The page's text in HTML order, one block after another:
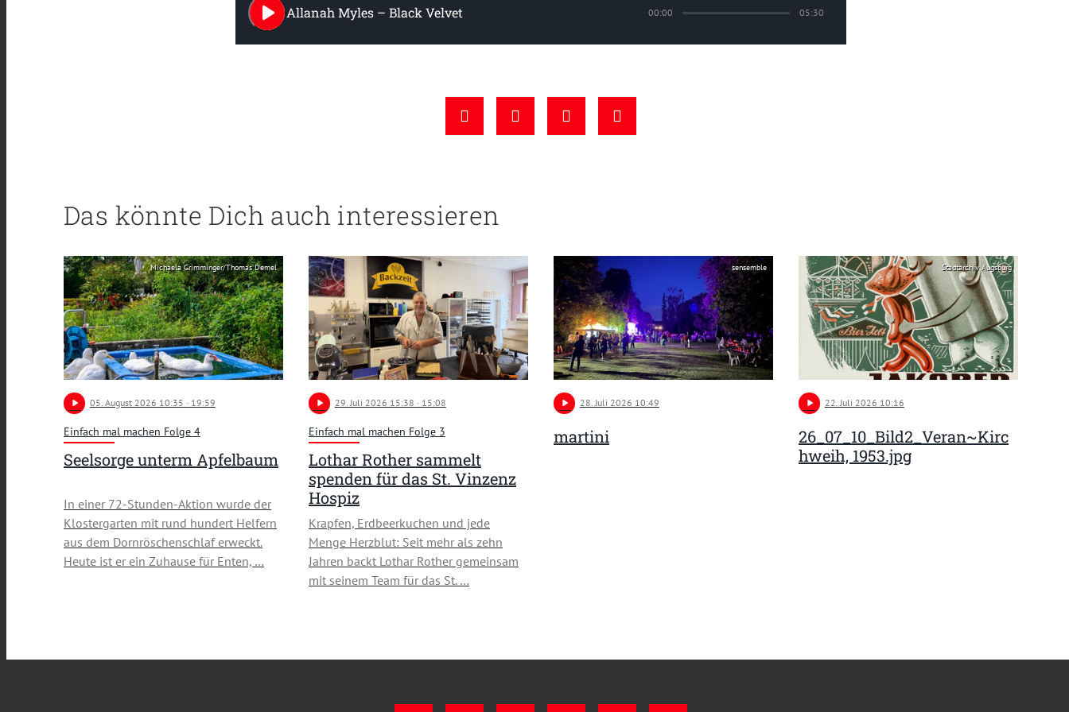
play_arrow Allanah Myles – Black Velvet 00:00 05:30
Das könnte Dich auch interessieren
Michaela Grimminger/Thomas Demel
play_arrow 05. August 2026 10:35 · 19:59
Einfach mal machen Folge 4
Seelsorge unterm Apfelbaum
In einer 72-Stunden-Aktion wurde der
Klostergarten mit rund hundert Helfern
aus dem Dornröschenschlaf erweckt.
Heute ist er ein Zuhause für Enten, …
play_arrow 29. Juli 2026 15:38 · 15:08
Einfach mal machen Folge 3
Lothar Rother sammelt
spenden für das St. Vinzenz
Hospiz
Krapfen, Erdbeerkuchen und jede
Menge Herzblut: Seit mehr als zehn
Jahren backt Lothar Rother gemeinsam
mit seinem Team für das St. …
sensemble
play_arrow 28. Juli 2026 10:49
martini
Stadtarchiv Augsburg
play_arrow 22. Juli 2026 10:16
26_07_10_Bild2_Veran~Kirc
hweih, 1953.jpg